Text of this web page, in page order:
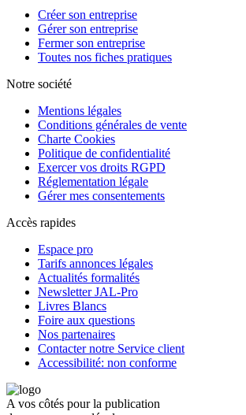
Créer son entreprise
Gérer son entreprise
Fermer son entreprise
Toutes nos fiches pratiques
Notre société
Mentions légales
Conditions générales de vente
Charte Cookies
Politique de confidentialité
Exercer vos droits RGPD
Réglementation légale
Gérer mes consentements
Accès rapides
Espace pro
Tarifs annonces légales
Actualités formalités
Newsletter JAL-Pro
Livres Blancs
Foire aux questions
Nos partenaires
Contacter notre Service client
Accessibilité: non conforme
A vos côtés pour la publication